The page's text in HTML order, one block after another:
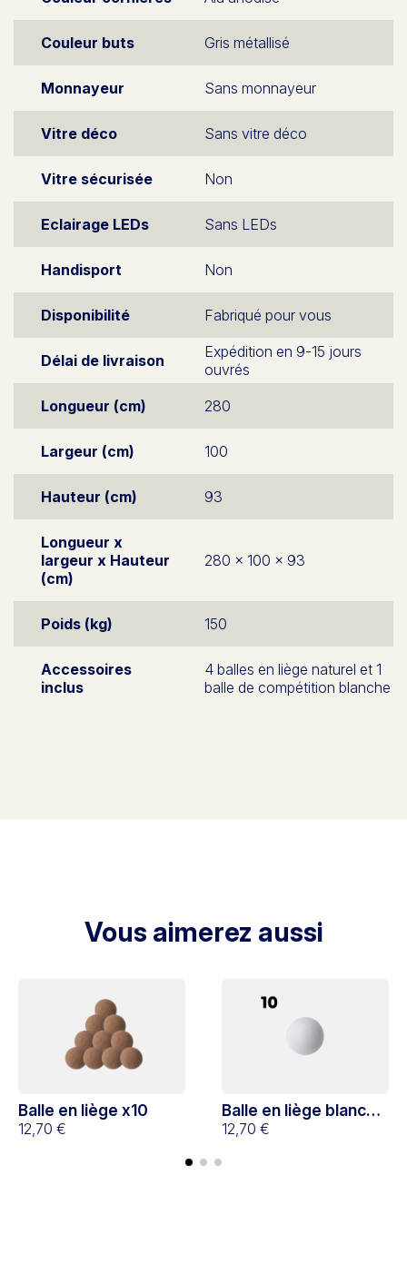
Couleur buts Gris métallisé
Monnayeur Sans monnayeur
Vitre déco Sans vitre déco
Vitre sécurisée Non
Eclairage LEDs Sans LEDs
Handisport Non
Disponibilité Fabriqué pour vous
Délai de livraison
Expédition en 9-15 jours
ouvrés
Longueur (cm)
280
Largeur (cm) 100
Hauteur (cm) 93
Longueur x
largeur x Hauteur
(cm)
280 x 100 x 93
Poids (kg) 150
Accessoires
inclus
4 balles en liège naturel et 1
balle de compétition blanche
Vous aimerez aussi
Balle en liège x10
12,70 €
Balle en liège blanche
x10
12,70 €